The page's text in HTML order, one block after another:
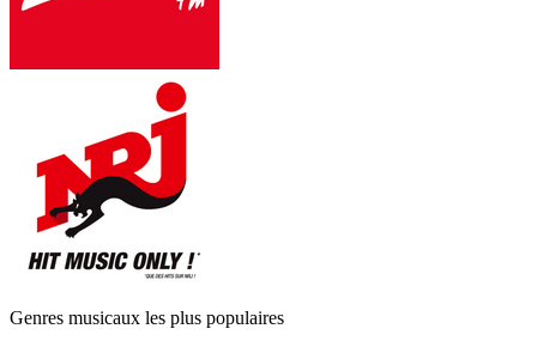
Genres musicaux les plus populaires